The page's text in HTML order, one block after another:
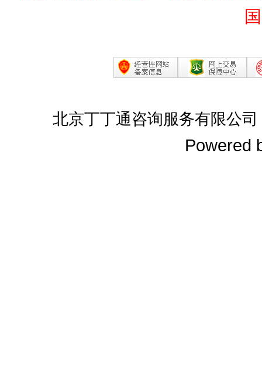
北京丁丁通咨询服务有限公
Powered